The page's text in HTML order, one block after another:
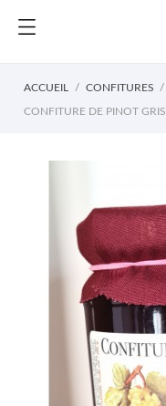
ACCUEIL CONFITURES
CONFITURE DE PINOT GRIS